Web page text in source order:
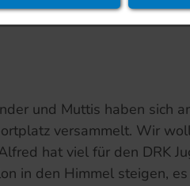
und Muttis haben sich
versammelt. Wir
hat viel für den DRK
in den Himmel steigen,